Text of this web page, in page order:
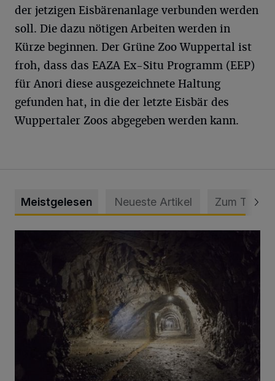
der jetzigen Eisbärenanlage verbunden werden
soll. Die dazu nötigen Arbeiten werden in
Kürze beginnen. Der Grüne Zoo Wuppertal ist
froh, dass das EAZA Ex-Situ Programm (EEP)
für Anori diese ausgezeichnete Haltung
gefunden hat, in die der letzte Eisbär des
Wuppertaler Zoos abgegeben werden kann.
Meistgelesen Neueste Artikel Zum Thema